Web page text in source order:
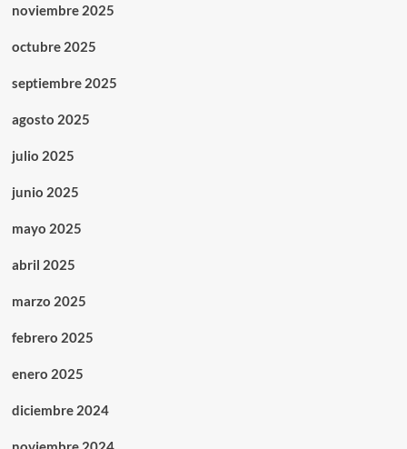
noviembre 2025
octubre 2025
septiembre 2025
agosto 2025
julio 2025
junio 2025
mayo 2025
abril 2025
marzo 2025
febrero 2025
enero 2025
diciembre 2024